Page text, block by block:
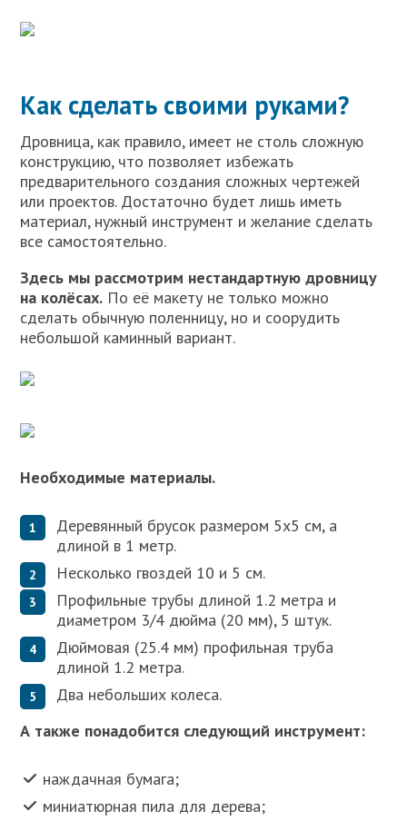
Как сделать своими руками?
Дровница, как правило, имеет не столь сложную
конструкцию, что позволяет избежать
предварительного создания сложных чертежей
или проектов. Достаточно будет лишь иметь
материал, нужный инструмент и желание сделать
все самостоятельно.
Здесь мы рассмотрим нестандартную дровницу
на колёсах. По её макету не только можно
сделать обычную поленницу, но и соорудить
небольшой каминный вариант.
Необходимые материалы.
Деревянный брусок размером 5х5 см, а
длиной в 1 метр.
Несколько гвоздей 10 и 5 см.
Профильные трубы длиной 1.2 метра и
диаметром 3/4 дюйма (20 мм), 5 штук.
Дюймовая (25.4 мм) профильная труба
длиной 1.2 метра.
Два небольших колеса.
А также понадобится следующий инструмент:
наждачная бумага;
миниатюрная пила для дерева;